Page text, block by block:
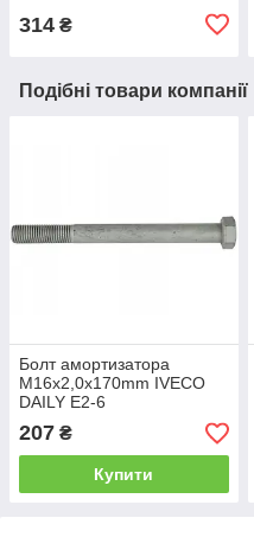
314 ₴
Подібні товари компанії
Болт амортизатора
M16x2,0х170mm IVECO
DAILY E2-6
(FT20027/16636534) Fast
207 ₴
Купити